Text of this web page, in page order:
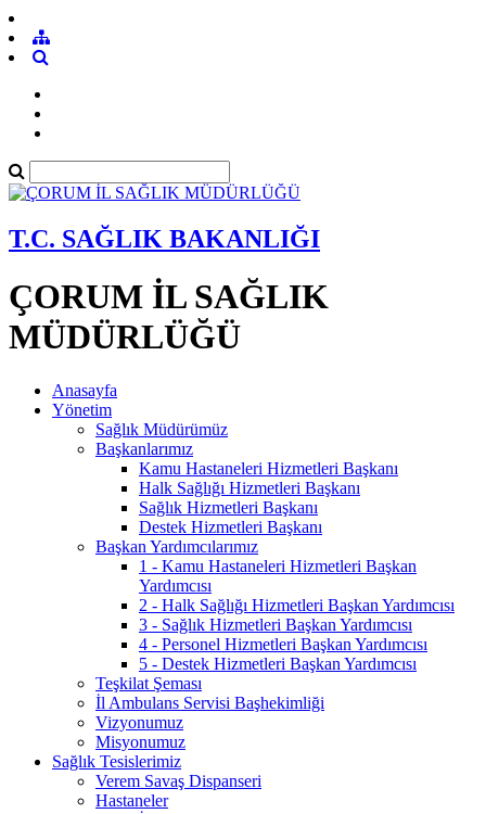
T.C. SAĞLIK BAKANLIĞI
ÇORUM İL SAĞLIK
MÜDÜRLÜĞÜ
Anasayfa
Yönetim
Sağlık Müdürümüz
Başkanlarımız
Kamu Hastaneleri Hizmetleri Başkanı
Halk Sağlığı Hizmetleri Başkanı
Sağlık Hizmetleri Başkanı
Destek Hizmetleri Başkanı
Başkan Yardımcılarımız
1 - Kamu Hastaneleri Hizmetleri Başkan
Yardımcısı
2 - Halk Sağlığı Hizmetleri Başkan Yardımcısı
3 - Sağlık Hizmetleri Başkan Yardımcısı
4 - Personel Hizmetleri Başkan Yardımcısı
5 - Destek Hizmetleri Başkan Yardımcısı
Teşkilat Şeması
İl Ambulans Servisi Başhekimliği
Vizyonumuz
Misyonumuz
Sağlık Tesislerimiz
Verem Savaş Dispanseri
Hastaneler